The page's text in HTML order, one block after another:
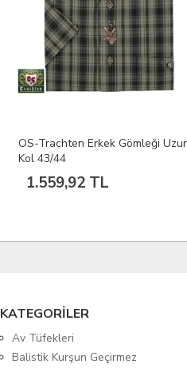
GAMAKATSU LS-3310F #5 Siyah
Olta İğnesi 1/25
278,46 TL
KATEGORİLER
Av Tüfekleri
Balistik Kurşun Geçirmez